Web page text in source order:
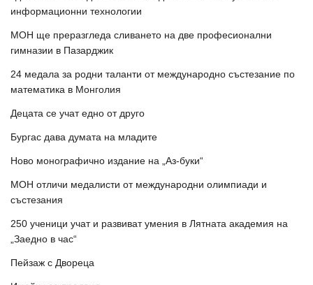
информационни технологии
МОН ще преразгледа сливането на две професионални
гимназии в Пазарджик
24 медала за родни таланти от международно състезание по
математика в Монголия
Децата се учат едно от друго
Бургас дава думата на младите
Ново монографично издание на „Аз-буки“
МОН отличи медалисти от международни олимпиади и
състезания
250 ученици учат и развиват умения в Лятната академия на
„Заедно в час“
Пейзаж с Двореца